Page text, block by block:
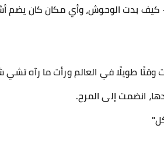
بدت الوحوش، وأي مكان كان يضم
طويلًا في العالم ورأت ما رآه
انضمت إلى المرح.